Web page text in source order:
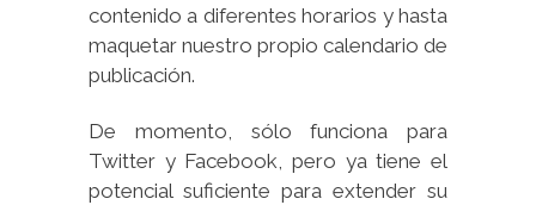
contenido a diferentes horarios y hasta
maquetar nuestro propio calendario de
publicación.
De momento, sólo funciona para
Twitter y Facebook, pero ya tiene el
potencial suficiente para extender su